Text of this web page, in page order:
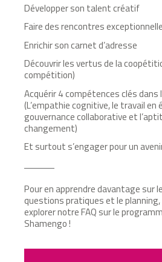
Développer son talent créatif
Faire des rencontres
Enrichir son carnet d’adresse
Découvrir les vertus de la
compétition)
Acquérir 4 compétences clés dans
(L’empathie cognitive, le travail en
gouvernance collaborative et
changement)
Et surtout s’engager pour un
Pour en apprendre davantage sur
questions pratiques et le
explorer notre FAQ sur le
Shamengo !